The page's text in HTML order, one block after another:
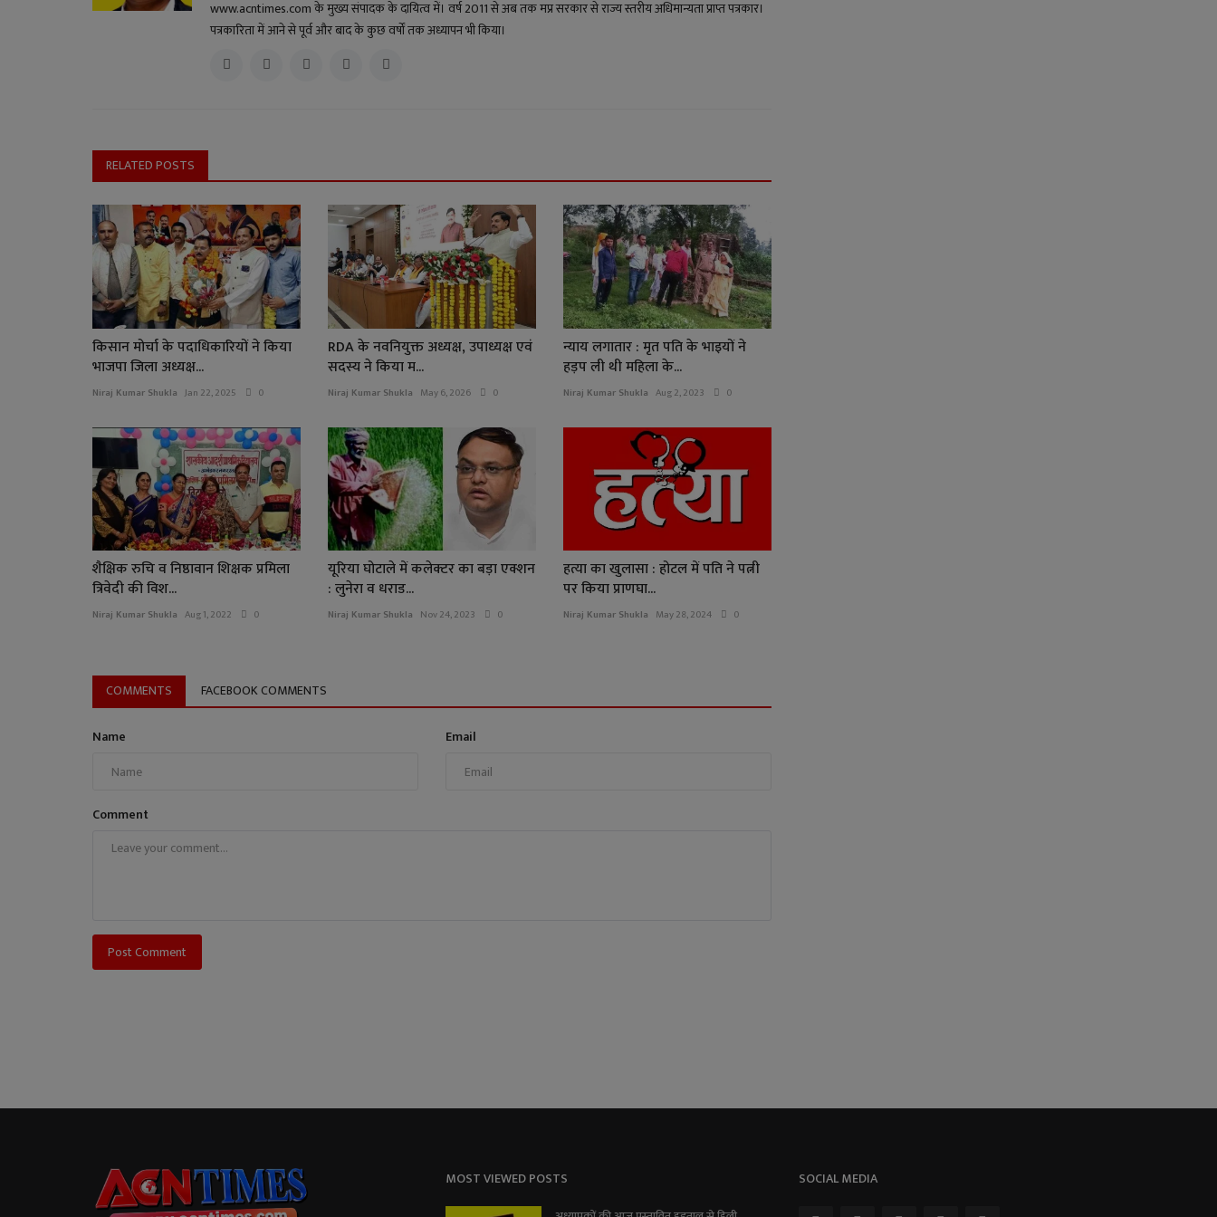
www.acntimes.com के मुख्य संपादक के दायित्व में। वर्ष 2011 से अब तक मप्र सरकार से राज्य स्तरीय अधिमान्यता प्राप्त पत्रकार।
पत्रकारिता में आने से पूर्व और बाद के कुछ वर्षों तक अध्यापन भी किया।
RELATED POSTS
किसान मोर्चा के पदाधिकारियों ने किया
भाजपा जिला अध्यक्ष...
Niraj Kumar Shukla Jan 22, 2025 0
RDA के नवनियुक्त अध्यक्ष, उपाध्यक्ष एवं
सदस्य ने किया म...
Niraj Kumar Shukla May 6, 2026 0
न्याय लगातार : मृत पति के भाइयों ने
हड़प ली थी महिला के...
Niraj Kumar Shukla Aug 2, 2023 0
शैक्षिक रुचि व निष्ठावान शिक्षक प्रमिला
त्रिवेदी की विश...
Niraj Kumar Shukla Aug 1, 2022 0
यूरिया घोटाले में कलेक्टर का बड़ा एक्शन
: लुनेरा व धराड...
Niraj Kumar Shukla Nov 24, 2023 0
हत्या का खुलासा : होटल में पति ने पत्नी
पर किया प्राणघा...
Niraj Kumar Shukla May 28, 2024 0
COMMENTS FACEBOOK COMMENTS
Name Email
Comment
Post Comment
MOST VIEWED POSTS SOCIAL MEDIA